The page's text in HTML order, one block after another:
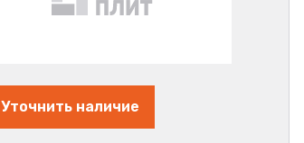
Уточнить наличие